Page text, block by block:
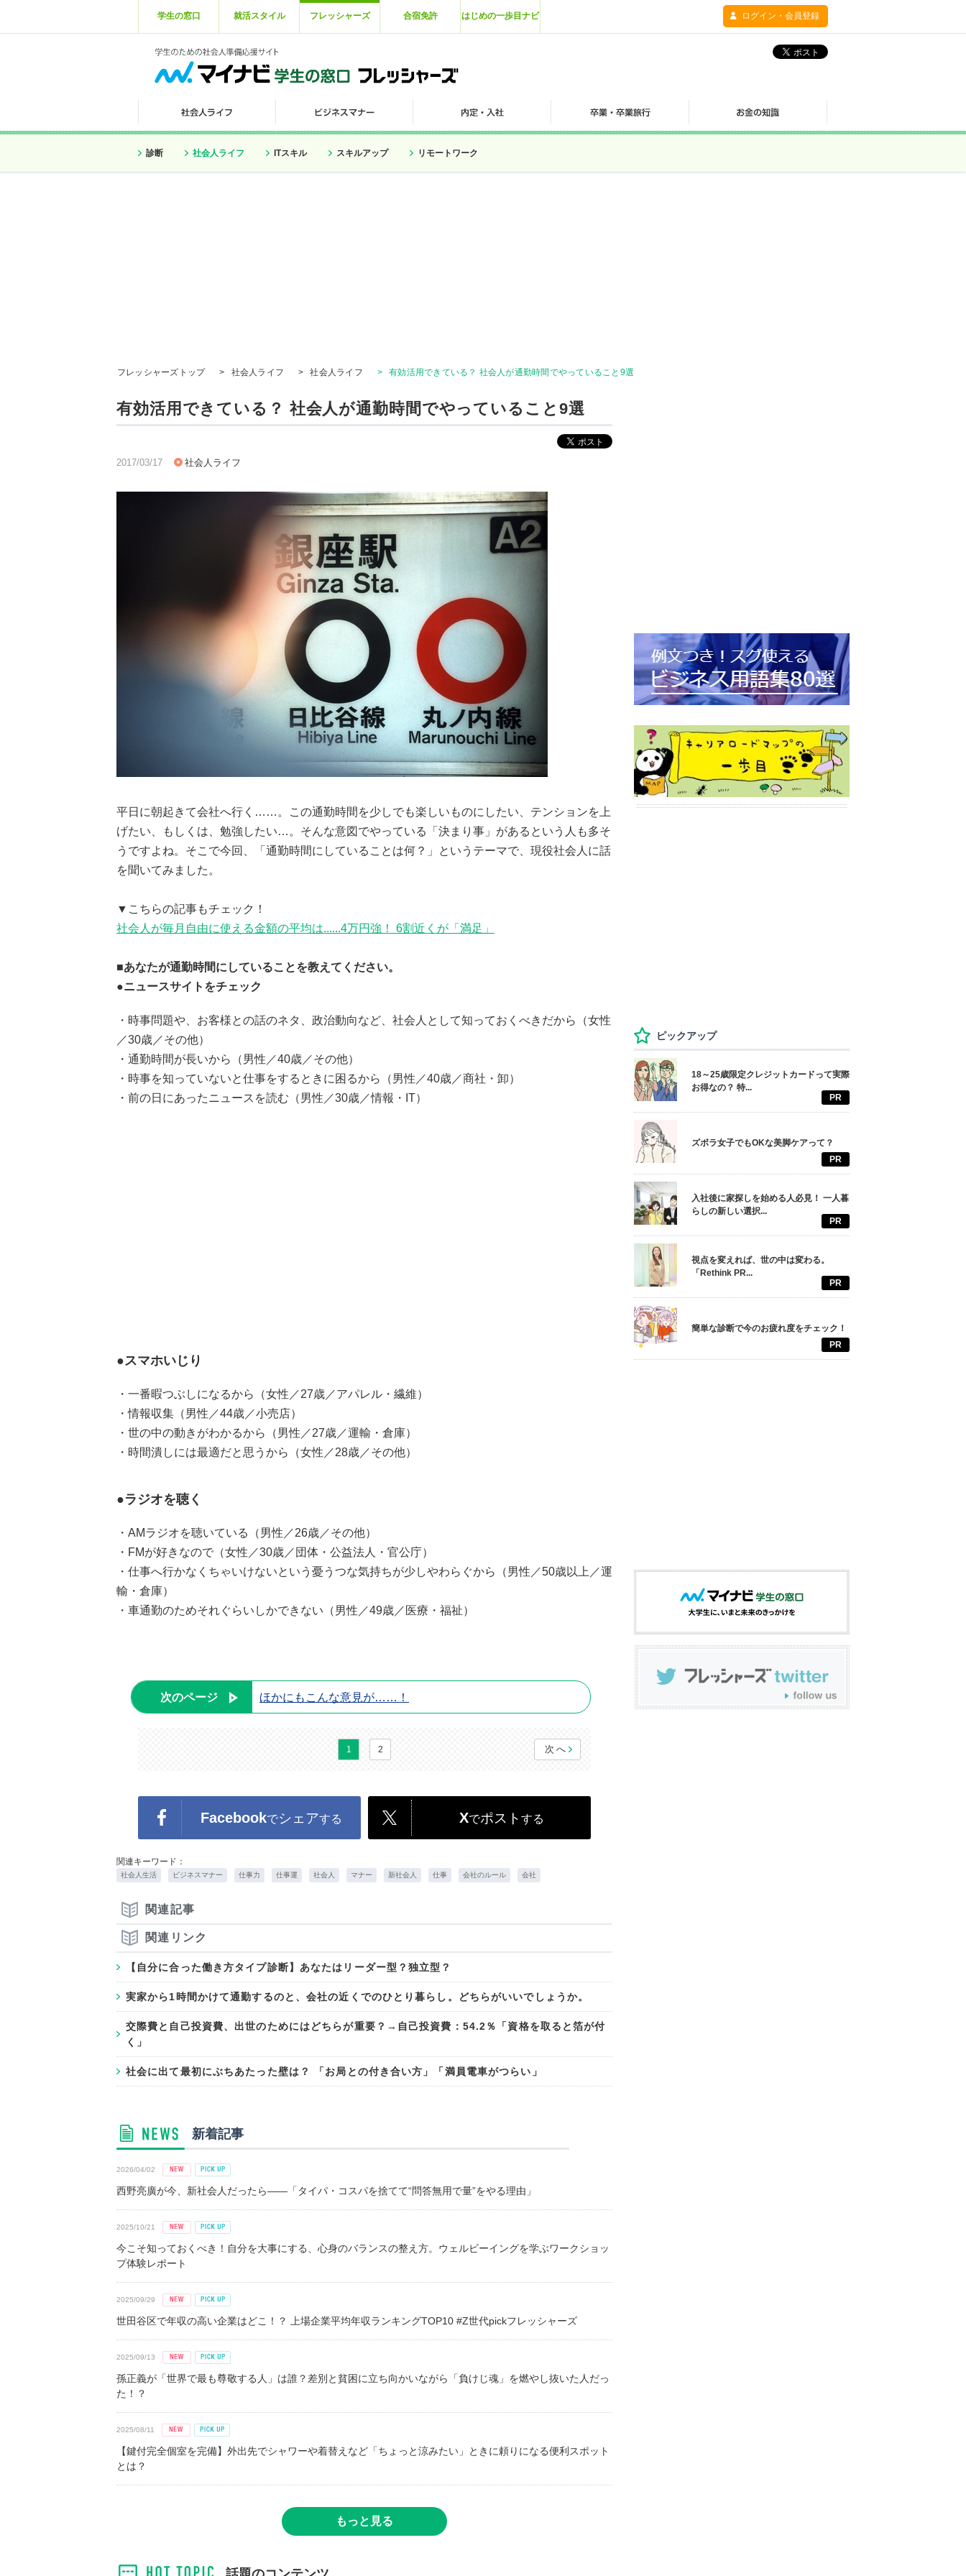
学生の窓口 就活スタイル フレッシャーズ 合宿免許 はじめの一歩目ナビ ログイン・会員登録
診断 社会人ライフ ITスキル スキルアップ リモートワーク
フレッシャーズトップ > 社会人ライフ > 社会人ライフ > 有効活用できている？ 社会人が通勤時間でやっていること9選
有効活用できている？ 社会人が通勤時間でやっていること9選
2017/03/17 社会人ライフ
平日に朝起きて会社へ行く……。この通勤時間を少しでも楽しいものにしたい、テンションを上
げたい、もしくは、勉強したい…。そんな意図でやっている「決まり事」があるという人も多そ
うですよね。そこで今回、「通勤時間にしていることは何？」というテーマで、現役社会人に話
を聞いてみました。
▼こちらの記事もチェック！
社会人が毎月自由に使える金額の平均は......4万円強！ 6割近くが「満足」
■あなたが通勤時間にしていることを教えてください。
●ニュースサイトをチェック
・時事問題や、お客様との話のネタ、政治動向など、社会人として知っておくべきだから（女性
／30歳／その他）
・通勤時間が長いから（男性／40歳／その他）
・時事を知っていないと仕事をするときに困るから（男性／40歳／商社・卸）
・前の日にあったニュースを読む（男性／30歳／情報・IT）
●スマホいじり
・一番暇つぶしになるから（女性／27歳／アパレル・繊維）
・情報収集（男性／44歳／小売店）
・世の中の動きがわかるから（男性／27歳／運輸・倉庫）
・時間潰しには最適だと思うから（女性／28歳／その他）
●ラジオを聴く
・AMラジオを聴いている（男性／26歳／その他）
・FMが好きなので（女性／30歳／団体・公益法人・官公庁）
・仕事へ行かなくちゃいけないという憂うつな気持ちが少しやわらぐから（男性／50歳以上／運
輸・倉庫）
・車通勤のためそれぐらいしかできない（男性／49歳／医療・福祉）
次のページ ほかにもこんな意見が……！
1 2 次へ
Facebookでシェアする Xでポスト する
関連キーワード：
社会人生活 ビジネスマナー 仕事力 仕事運 社会人 マナー 新社会人 仕事 会社のルール 会社
関連記事
関連リンク
【自分に合った働き方タイプ診断】あなたはリーダー型？独立型？
実家から1時間かけて通勤するのと、会社の近くでのひとり暮らし。どちらがいいでしょうか。
交際費と自己投資費、出世のためにはどちらが重要？→自己投資費：54.2％「資格を取ると箔が付
く」
社会に出て最初にぶちあたった壁は？ 「お局との付き合い方」「満員電車がつらい」
新着記事
2026/04/02
西野亮廣が今、新社会人だったら――「タイパ・コスパを捨てて“問答無用で量”をやる理由」
2025/10/21
今こそ知っておくべき！自分を大事にする、心身のバランスの整え方。ウェルビーイングを学ぶワークショッ
プ体験レポート
2025/09/29
世田谷区で年収の高い企業はどこ！？ 上場企業平均年収ランキングTOP10 #Z世代pickフレッシャーズ
2025/09/13
孫正義が「世界で最も尊敬する人」は誰？差別と貧困に立ち向かいながら「負けじ魂」を燃やし抜いた人だっ
た！？
2025/08/11
【鍵付完全個室を完備】外出先でシャワーや着替えなど「ちょっと涼みたい」ときに頼りになる便利スポット
とは？
もっと見る
ピックアップ
18～25歳限定クレジットカードって実際
お得なの？ 特...
PR
ズボラ女子でもOKな美脚ケアって？
PR
入社後に家探しを始める人必見！ 一人暮
らしの新しい選択...
PR
視点を変えれば、世の中は変わる。
「Rethink PR...
PR
簡単な診断で今のお疲れ度をチェック！
PR